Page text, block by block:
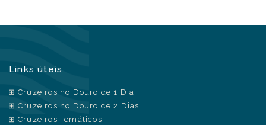
Links úteis
Cruzeiros no Douro de 1 Dia
Cruzeiros no Douro de 2 Dias
Cruzeiros Temáticos